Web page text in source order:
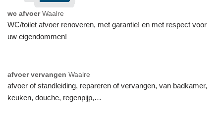
wc afvoer Waalre
WC/toilet afvoer renoveren, met garantie! en met respect voor
uw eigendommen!
afvoer vervangen Waalre
afvoer of standleiding, repareren of vervangen, van badkamer,
keuken, douche, regenpijp,…